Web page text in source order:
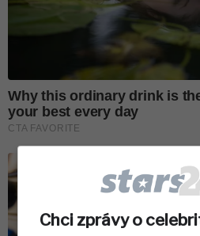
Chci zprávy o